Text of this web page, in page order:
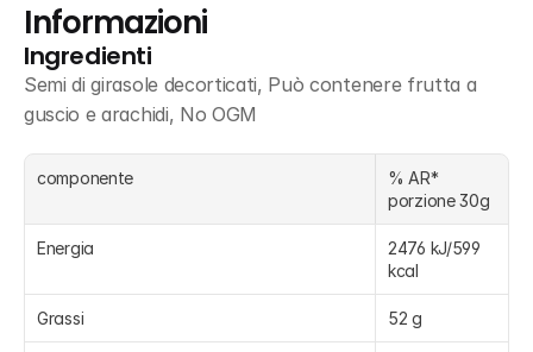
Informazioni
Ingredienti
Semi di girasole decorticati, Può contenere frutta a
guscio e arachidi, No OGM
componente
% AR*
porzione 30g
Energia
2476 kJ/599
kcal
Grassi 52 g